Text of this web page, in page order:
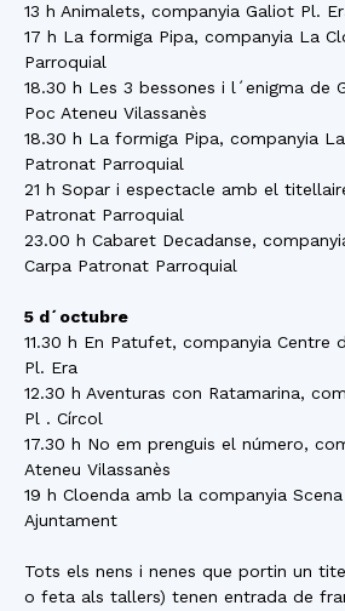
13 h Animalets, companyia Galiot Pl.
17 h La formiga Pipa, companyia La
Parroquial
18.30 h Les 3 bessones i l´enigma de
Poc Ateneu Vilassanès
18.30 h La formiga Pipa, companyia
Patronat Parroquial
21 h Sopar i espectacle amb el
Patronat Parroquial
23.00 h Cabaret Decadanse,
Carpa Patronat Parroquial
5 d´octubre
11.30 h En Patufet, companyia Centre
Pl. Era
12.30 h Aventuras con Ratamarina,
Pl . Círcol
17.30 h No em prenguis el número,
Ateneu Vilassanès
19 h Cloenda amb la companyia
Ajuntament
Tots els nens i nenes que portin un
o feta als tallers) tenen entrada de